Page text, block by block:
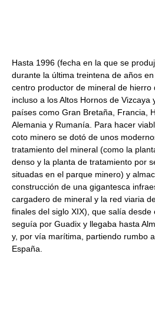
Hasta 1996 (fecha en la que se
durante la última treintena de años
centro productor de mineral de hierro
incluso a los Altos Hornos de
países como Gran Bretaña, Francia,
Alemania y Rumanía. Para hacer
coto minero se dotó de unos
tratamiento del mineral (como la
denso y la planta de tratamiento por
situadas en el parque minero) y
construcción de una gigantesca
cargadero de mineral y la red viaria
finales del siglo XIX), que salía desde
seguía por Guadix y llegaba hasta
y, por vía marítima, partiendo rumbo
España.